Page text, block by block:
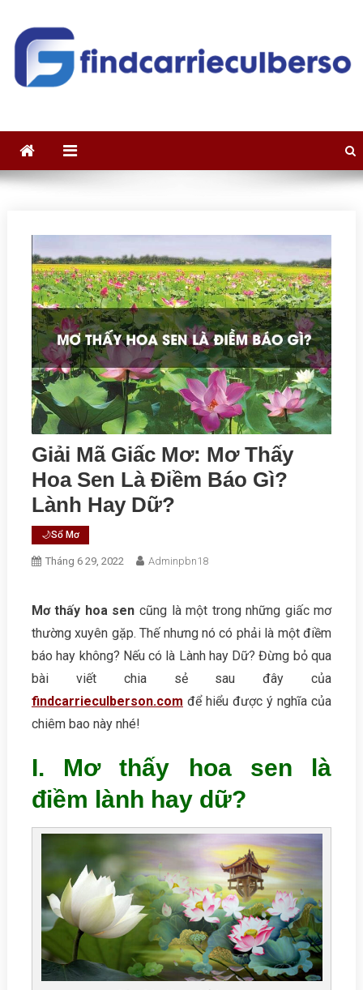
Giải Mã Giấc Mơ: Mơ Thấy
Hoa Sen Là Điềm Báo Gì?
Lành Hay Dữ?
🌙Sổ Mơ
Tháng 6 29, 2022 Adminpbn18
Mơ thấy hoa sen cũng là một trong những giấc mơ
thường xuyên gặp. Thế nhưng nó có phải là một điềm
báo hay không? Nếu có là Lành hay Dữ? Đừng bỏ qua
bài viết chia sẻ sau đây của
findcarrieculberson.com để hiểu được ý nghĩa của
chiêm bao này nhé!
I. Mơ thấy hoa sen là
điềm lành hay dữ?